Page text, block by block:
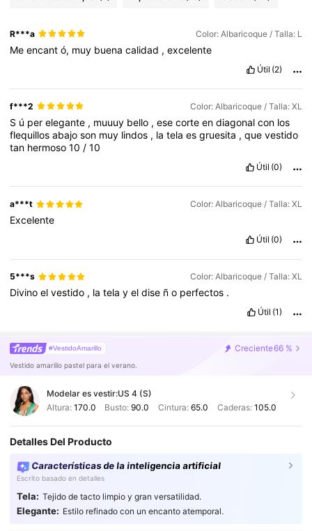
R***a Color: Albaricoque / Talla: L
Meencantó, muy buenacalidad ,excelente
Útil (2)
f***2 Color: Albaricoque / Talla: XL
S ú perelegante , muuuy bello ,esecorteendiagonalcon los
flequillosabajoson muy lindos , latelaesgruesita ,quevestido
tan hermoso10 /10
Útil (0)
a***t Color: Albaricoque / Talla: XL
Excelente
Útil (0)
5***s Color: Albaricoque / Talla: XL
Divinoelvestido , latelayeldise ño perfectos .
Útil (1)
#VestidoAmarillo Creciente66 %
Vestido amarillo pastel para el verano.
Modelar es vestir:US 4 (S)
Altura: 170.0 Busto:90.0 Cintura: 65.0 Caderas: 105.0
Detalles Del Producto
Características de la inteligencia artificial
Escrito basado en detalles
Tela: Tejido de tacto limpio y gran versatilidad.
Elegante: Estilo refinado con un encanto atemporal.